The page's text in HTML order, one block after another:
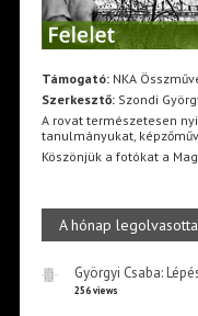
Támogató:NKA
Szerkesztő:Szondi
A rovat természetesen
tanulmányukat,
Köszönjük a fotókat a
A hónap
Györgyi Csaba:
256 views